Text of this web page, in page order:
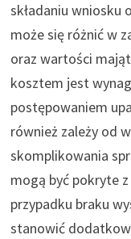
składaniu wniosku
może się różnić w
oraz wartości
kosztem jest
postępowaniem
również zależy od
skomplikowania
mogą być pokryte
przypadku braku
stanowić